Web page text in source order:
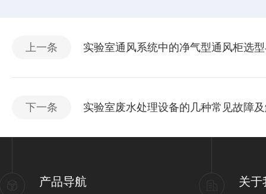
上一条 实验室通风系统中的净气型通风柜选
下一条 实验室废水处理设备的几种常见故障
产品导航 关于